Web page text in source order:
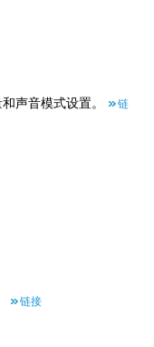
声音模式设置。
链
链接